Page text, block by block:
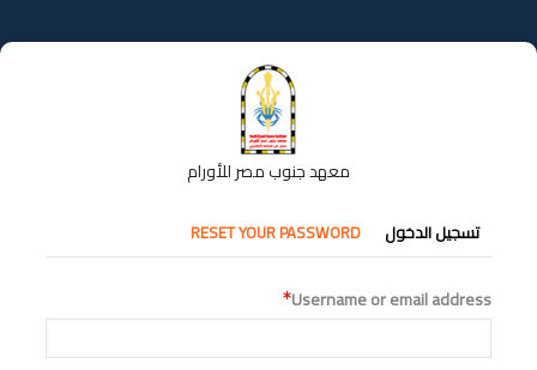
إلى
المحتوى
معهد جنوب مصر للأورام
التبويبات
الأساسية
تسجيل الدخول RESET YOUR PASSWORD
Username or email address